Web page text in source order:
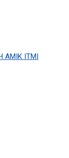
AMIK ITMI